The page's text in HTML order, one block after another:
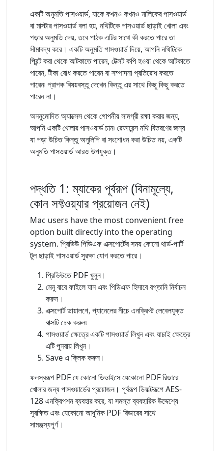
একটি অনুমতি পাসওয়ার্ড, যাকে কখনও কখনও মালিকের পাসওয়ার্ড
বা মাস্টার পাসওয়ার্ড বলা হয়, নথিটিকে পাসওয়ার্ড ছাড়াই খোলা এবং
পড়ার অনুমতি দেয়, তবে পাঠক এটির সাথে কী করতে পারে তা
সীমাবদ্ধ করে। একটি অনুমতি পাসওয়ার্ড দিয়ে, আপনি নথিটিকে
প্রিন্ট করা থেকে আটকাতে পারেন, টেক্সট কপি হওয়া থেকে আটকাতে
পারেন, টীকা রোধ করতে পারেন বা সম্পাদনা প্রতিরোধ করতে
পারেন৷ প্রাপক বিষয়বস্তু দেখেন কিন্তু এর সাথে কিছু কিছু করতে
পারেন না।
অননুমোদিত অ্যাক্সেস থেকে গোপনীয় সামগ্রী রক্ষা করার জন্য,
আপনি একটি খোলার পাসওয়ার্ড চান৷ রেফারেন্স নথি বিতরণের জন্য
যা পড়া উচিত কিন্তু অনুলিপি বা সংশোধন করা উচিত নয়, একটি
অনুমতি পাসওয়ার্ড আরও উপযুক্ত।
পদ্ধতি 1: ম্যাকের পূর্বরূপ (বিনামূল্যে,
কোন সফ্টওয়্যার প্রয়োজন নেই)
Mac users have the most convenient free
option built directly into the operating
system. প্রিভিউ পিডিএফ এক্সপোর্টের সময় কোনো থার্ড-পার্টি
টুল ছাড়াই পাসওয়ার্ড সুরক্ষা যোগ করতে পারে।
প্রিভিউতে PDF খুলুন।
মেনু বারে ফাইলে যান এবং পিডিএফ হিসাবে রপ্তানি নির্বাচন
করুন।
এক্সপোর্ট ডায়ালগে, প্যানেলের নীচে এনক্রিপ্ট লেবেলযুক্ত
বাক্সটি চেক করুন৷
পাসওয়ার্ড ক্ষেত্রে একটি পাসওয়ার্ড লিখুন এবং যাচাই ক্ষেত্রে
এটি পুনরায় লিখুন।
Save এ ক্লিক করুন।
ফলস্বরূপ PDF যে কোনো ডিভাইসে যেকোনো PDF রিডারে
খোলার জন্য পাসওয়ার্ডের প্রয়োজন। পূর্বরূপ ডিফল্টরূপে AES-
128 এনক্রিপশন ব্যবহার করে, যা সমস্ত ব্যবহারিক উদ্দেশ্যে
সুরক্ষিত এবং যেকোনো আধুনিক PDF রিডারের সাথে
সামঞ্জস্যপূর্ণ।